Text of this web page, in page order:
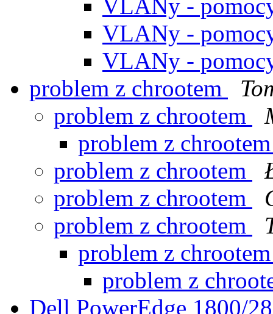
VLANy -
VLANy -
VLANy -
problem z chrootem
problem z chrootem
problem z
problem z chrootem
problem z chrootem
problem z chrootem
problem z
problem z
Dell PowerEdge 1800/